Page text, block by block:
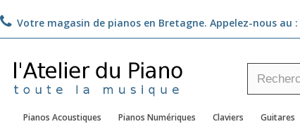
Votre magasin de pianos en Bretagne. Appelez-nous au :
Pianos Acoustiques Pianos Numériques Claviers Guitares